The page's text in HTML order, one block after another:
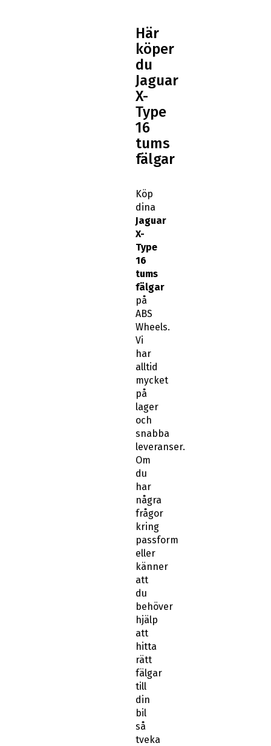
Här
köper
du
Jaguar
X-
Type
16
tums
fälgar
Köp
dina
Jaguar
X-
Type
16
tums
fälgar
på
ABS
Wheels.
Vi
har
alltid
mycket
på
lager
och
snabba
leveranser.
Om
du
har
några
frågor
kring
passform
eller
känner
att
du
behöver
hjälp
att
hitta
rätt
fälgar
till
din
bil
så
tveka